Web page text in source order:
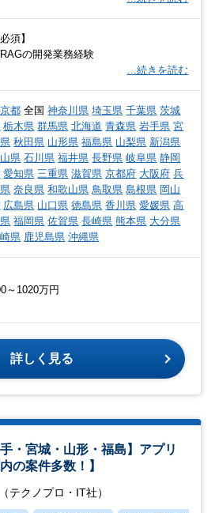
必須】
RAGの開発業務経験
…続きを読む
都 全国神奈川県 埼玉県 千葉県 茨城
栃木県 群馬県 北海道 青森県 岩手県 宮
秋田県 山形県 福島県 山梨県 新潟県
県 石川県 福井県 長野県 岐阜県 静岡
愛知県 三重県 滋賀県 京都府 大阪府 兵
奈良県 和歌山県 鳥取県 島根県 岡山
広島県 山口県 徳島県 香川県 愛媛県 高
福岡県 佐賀県 長崎県 熊本県 大分県
県 鹿児島県 沖縄県
～1020万円
詳しく見る
・宮城・山形・福島】アプリ
の案件多数！】
テクノプロ・IT社）